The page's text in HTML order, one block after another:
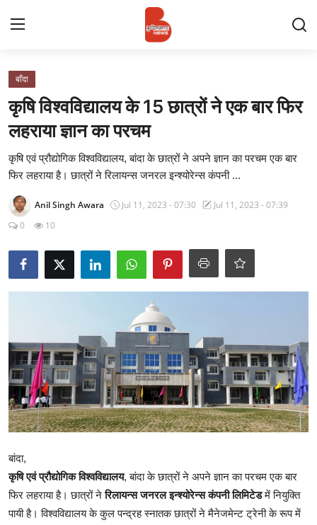
Contact
प्रमुख ख़बर
राज्य
बुन्देलखण्ड
वीडियो
स्पोर्ट्स
मनोरंजन
गैलरी
बाँदा
कृषि विश्वविद्यालय के 15 छात्रों ने एक बार फिर
लहराया ज्ञान का परचम
कृषि एवं प्रौद्योगिक विश्वविद्यालय, बांदा के छात्रों ने अपने ज्ञान का परचम एक बार
फिर लहराया है। छात्रों ने रिलायन्स जनरल इन्श्योरेन्स कंपनी ...
Anil Singh Awara Jul 11, 2023 - 07:30
Jul 11, 2023 - 07:39
0
10
बांदा,
कृषि एवं प्रौद्योगिक विश्वविद्यालय, बांदा के छात्रों ने अपने ज्ञान का परचम एक बार
फिर लहराया है। छात्रों नेरिलायन्स जनरल इन्श्योरेन्स कंपनी लिमिटेडमें नियुक्ति
पायी है। विश्वविद्यालय के कुल पन्द्रह स्नातक छात्रों ने मैनेजमेन्ट ट्रेनी के रूप में